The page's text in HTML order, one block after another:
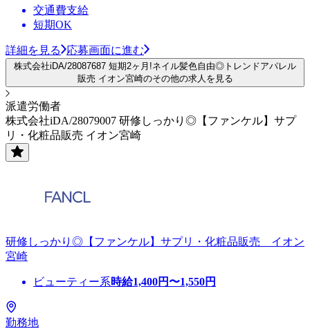
交通費支給
短期OK
詳細を見る 応募画面に進む
株式会社iDA/28087687 短期2ヶ月!ネイル髪色自由◎トレンドアパレル
販売 イオン宮崎のその他の求人を見る
派遣労働者
株式会社iDA/28079007 研修しっかり◎【ファンケル】サプ
リ・化粧品販売 イオン宮崎
研修しっかり◎【ファンケル】サプリ・化粧品販売 イオン
宮崎
ビューティー系時給1,400円〜1,550円
勤務地